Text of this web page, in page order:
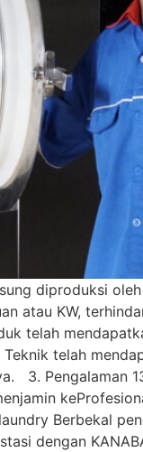
diproduksi
atau KW,
telah
telah
3. Pengalaman
Berbekal
dengan